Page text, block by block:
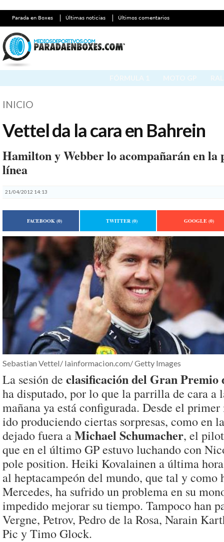
Parada en Boxes Últimas noticias Últimos comentarios
INICIO
Vettel da la cara en Bahrein
Hamilton y Webber lo acompañarán en la
línea
21/04/2012 14:13
FACEBOOK(0) TWITTER(0) GOOGLE(0)
Sebastian Vettel/ lainformacion.com/ Getty Images
La sesión de clasificación del Gran Premio
ha disputado, por lo que la parrilla de cara a
mañana ya está configurada. Desde el
ido produciendo ciertas sorpresas, como en
dejado fuera aMichael Schumacher, el
que en el último GP estuvo luchando con
pole position. Heiki Kovalainen a última
al heptacampeón del mundo, que tal y como
Mercedes, ha sufrido un problema en su
impedido mejorar su tiempo. Tampoco han
Vergne, Petrov, Pedro de la Rosa, Narain
Pic y Timo Glock.